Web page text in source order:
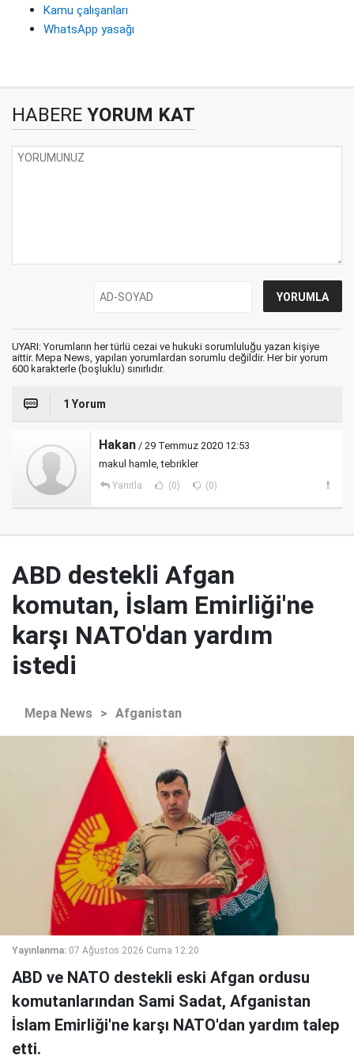
Kamu çalışanları
WhatsApp yasağı
HABERE YORUM KAT
UYARI: Yorumların her türlü cezai ve hukuki sorumluluğu yazan kişiye
aittir. Mepa News, yapılan yorumlardan sorumlu değildir. Her bir yorum
600 karakterle (boşluklu) sınırlıdır.
1 Yorum
Hakan / 29 Temmuz 2020 12:53
makul hamle, tebrikler
Yanıtla (0) (0)
ABD destekli Afgan
komutan, İslam Emirliği'ne
karşı NATO'dan yardım
istedi
Mepa News > Afganistan
Yayınlanma: 07 Ağustos 2026 Cuma 12:20
ABD ve NATO destekli eski Afgan ordusu
komutanlarından Sami Sadat, Afganistan
İslam Emirliği'ne karşı NATO'dan yardım talep
etti.